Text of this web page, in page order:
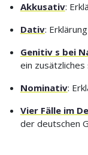
Akkusativ:
Dativ:
Genitiv s bei
ein zusätzliches
Nominativ:
Vier Fälle im
der deutschen